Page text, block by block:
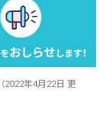
（2022年4月22日 更